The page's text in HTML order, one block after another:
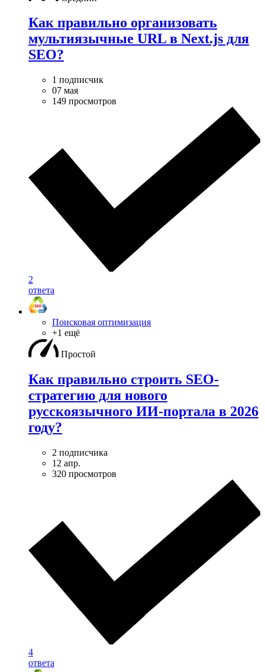
Как правильно организовать
мультиязычные URL в Next.js для
SEO?
1 подписчик
07 мая
149 просмотров
2
ответа
Поисковая оптимизация
+1 ещё
Простой
Как правильно строить SEO-
стратегию для нового
русскоязычного ИИ-портала в 2026
году?
2 подписчика
12 апр.
320 просмотров
4
ответа